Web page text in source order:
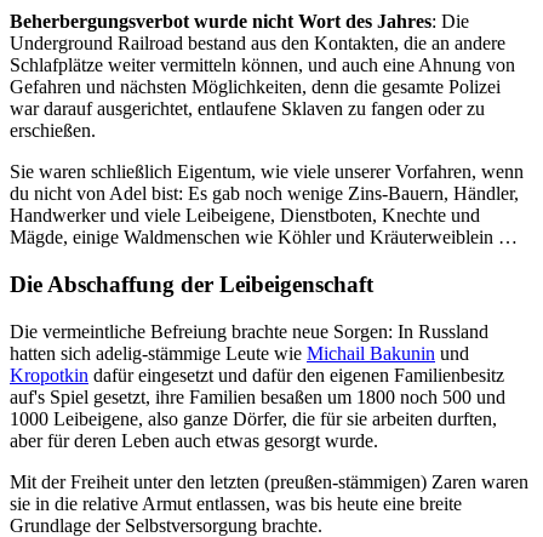
Beherbergungsverbot wurde nicht Wort des Jahres: Die
Underground Railroad bestand aus den Kontakten, die an andere
Schlafplätze weiter vermitteln können, und auch eine Ahnung von
Gefahren und nächsten Möglichkeiten, denn die gesamte Polizei
war darauf ausgerichtet, entlaufene Sklaven zu fangen oder zu
erschießen.
Sie waren schließlich Eigentum, wie viele unserer Vorfahren, wenn
du nicht von Adel bist: Es gab noch wenige Zins-Bauern, Händler,
Handwerker und viele Leibeigene, Dienstboten, Knechte und
Mägde, einige Waldmenschen wie Köhler und Kräuterweiblein …
Die Abschaffung der Leibeigenschaft
Die vermeintliche Befreiung brachte neue Sorgen: In Russland
hatten sich adelig-stämmige Leute wie Michail Bakunin und
Kropotkin dafür eingesetzt und dafür den eigenen Familienbesitz
auf's Spiel gesetzt, ihre Familien besaßen um 1800 noch 500 und
1000 Leibeigene, also ganze Dörfer, die für sie arbeiten durften,
aber für deren Leben auch etwas gesorgt wurde.
Mit der Freiheit unter den letzten (preußen-stämmigen) Zaren waren
sie in die relative Armut entlassen, was bis heute eine breite
Grundlage der Selbstversorgung brachte.